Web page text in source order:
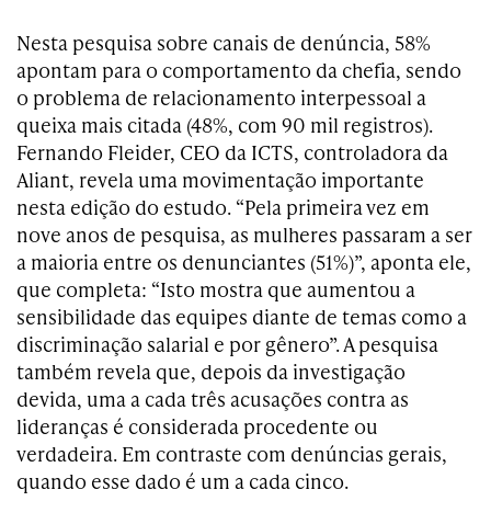
Nesta pesquisa sobre canais de denúncia, 58%
apontam para o comportamento da chefia, sendo
o problema de relacionamento interpessoal a
queixa mais citada (48%, com 90 mil registros).
Fernando Fleider, CEO da ICTS, controladora da
Aliant, revela uma movimentação importante
nesta edição do estudo. “Pela primeira vez em
nove anos de pesquisa, as mulheres passaram a ser
a maioria entre os denunciantes (51%)”, aponta ele,
que completa: “Isto mostra que aumentou a
sensibilidade das equipes diante de temas como a
discriminação salarial e por gênero”. A pesquisa
também revela que, depois da investigação
devida, uma a cada três acusações contra as
lideranças é considerada procedente ou
verdadeira. Em contraste com denúncias gerais,
quando esse dado é um a cada cinco.